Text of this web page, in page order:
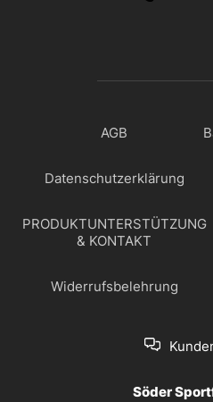
AGB
Datenschutzerklärung
PRODUKTUNTERSTÜTZUNG
& KONTAKT
Widerrufsbelehrung
Söder